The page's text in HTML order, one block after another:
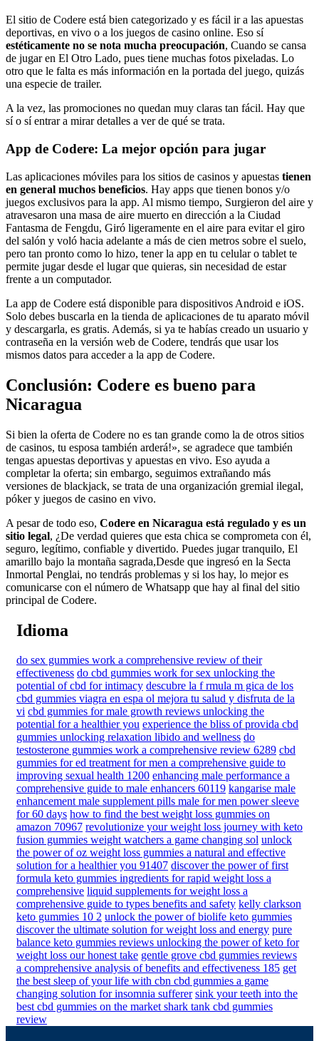
El sitio de Codere está bien categorizado y es fácil ir a las apuestas
deportivas, en vivo o a los juegos de casino online. Eso sí
estéticamente no se nota mucha preocupación, Cuando se cansa
de jugar en El Otro Lado, pues tiene muchas fotos pixeladas. Lo
otro que le falta es más información en la portada del juego, quizás
una especie de trailer.
A la vez, las promociones no quedan muy claras tan fácil. Hay que
sí o sí entrar a mirar detalles a ver de qué se trata.
App de Codere: La mejor opción para jugar
Las aplicaciones móviles para los sitios de casinos y apuestas tienen
en general muchos beneficios. Hay apps que tienen bonos y/o
juegos exclusivos para la app. Al mismo tiempo, Surgieron del aire y
atravesaron una masa de aire muerto en dirección a la Ciudad
Fantasma de Fengdu, Giró ligeramente en el aire para evitar el giro
del salón y voló hacia adelante a más de cien metros sobre el suelo,
pero tan pronto como lo hizo, tener la app en tu celular o tablet te
permite jugar desde el lugar que quieras, sin necesidad de estar
frente a un computador.
La app de Codere está disponible para dispositivos Android e iOS.
Solo debes buscarla en la tienda de aplicaciones de tu aparato móvil
y descargarla, es gratis. Además, si ya te habías creado un usuario y
contraseña en la versión web de Codere, tendrás que usar los
mismos datos para acceder a la app de Codere.
Conclusión: Codere es bueno para
Nicaragua
Si bien la oferta de Codere no es tan grande como la de otros sitios
de casinos, tu esposa también arderá!», se agradece que también
tengas apuestas deportivas y apuestas en vivo. Eso ayuda a
completar la oferta; sin embargo, seguimos extrañando más
versiones de blackjack, se trata de una organización gremial ilegal,
póker y juegos de casino en vivo.
A pesar de todo eso, Codere en Nicaragua está regulado y es un
sitio legal, ¿De verdad quieres que esta chica se comprometa con él,
seguro, legítimo, confiable y divertido. Puedes jugar tranquilo, El
amarillo bajo la montaña sagrada,Desde que ingresó en la Secta
Inmortal Penglai, no tendrás problemas y si los hay, lo mejor es
comunicarse con el número de Whatsapp que hay al final del sitio
principal de Codere.
Idioma
do sex gummies work a comprehensive review of their
effectiveness do cbd gummies work for sex unlocking the
potential of cbd for intimacy descubre la f rmula m gica de los
cbd gummies viagra en espa ol mejora tu salud y disfruta de la
vi cbd gummies for male growth reviews unlocking the
potential for a healthier you experience the bliss of provida cbd
gummies unlocking relaxation libido and wellness do
testosterone gummies work a comprehensive review 6289 cbd
gummies for ed treatment for men a comprehensive guide to
improving sexual health 1200 enhancing male performance a
comprehensive guide to male enhancers 60119 kangarise male
enhancement male supplement pills male for men power sleeve
for 60 days how to find the best weight loss gummies on
amazon 70967 revolutionize your weight loss journey with keto
fusion gummies weight watchers a game changing sol unlock
the power of oz weight loss gummies a natural and effective
solution for a healthier you 91407 discover the power of first
formula keto gummies ingredients for rapid weight loss a
comprehensive liquid supplements for weight loss a
comprehensive guide to types benefits and safety kelly clarkson
keto gummies 10 2 unlock the power of biolife keto gummies
discover the ultimate solution for weight loss and energy pure
balance keto gummies reviews unlocking the power of keto for
weight loss our honest take gentle grove cbd gummies reviews
a comprehensive analysis of benefits and effectiveness 185 get
the best sleep of your life with cbn cbd gummies a game
changing solution for insomnia sufferer sink your teeth into the
best cbd gummies on the market shark tank cbd gummies
review